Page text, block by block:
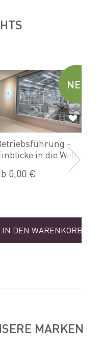
NEU
-
in die Welt
0,00 €
IN DEN WARENKORB
MARKEN